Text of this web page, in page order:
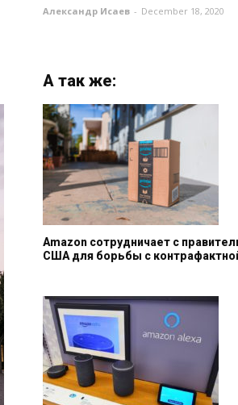
Александр Исаев - December 18, 2020
А так же:
Amazon сотрудничает с
США для борьбы с